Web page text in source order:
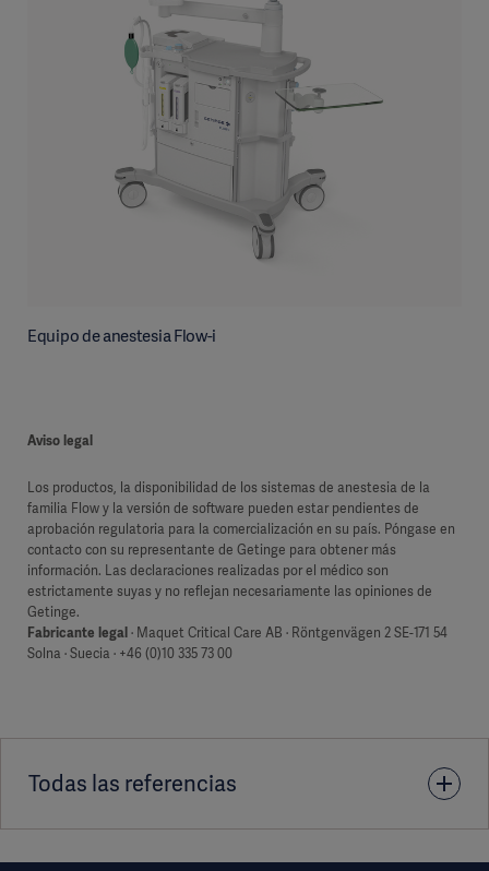
Equipo de anestesia Flow-i
Aviso legal
Los productos, la disponibilidad de los sistemas de anestesia de la
familia Flow y la versión de software pueden estar pendientes de
aprobación regulatoria para la comercialización en su país. Póngase en
contacto con su representante de Getinge para obtener más
información. Las declaraciones realizadas por el médico son
estrictamente suyas y no reflejan necesariamente las opiniones de
Getinge.
Fabricante legal· Maquet Critical Care AB · Röntgenvägen 2 SE-171 54
Solna · Suecia · +46 (0)10 335 73 00
Todas las referencias
1. Carette R, De Wolf AM, Hendrickx JF. Automated gas